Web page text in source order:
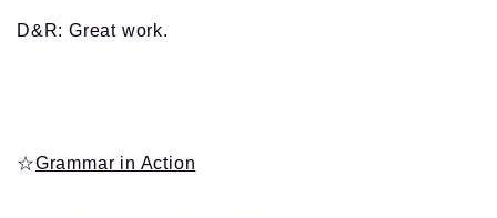
D&R: Great work.
☆Grammar in Action